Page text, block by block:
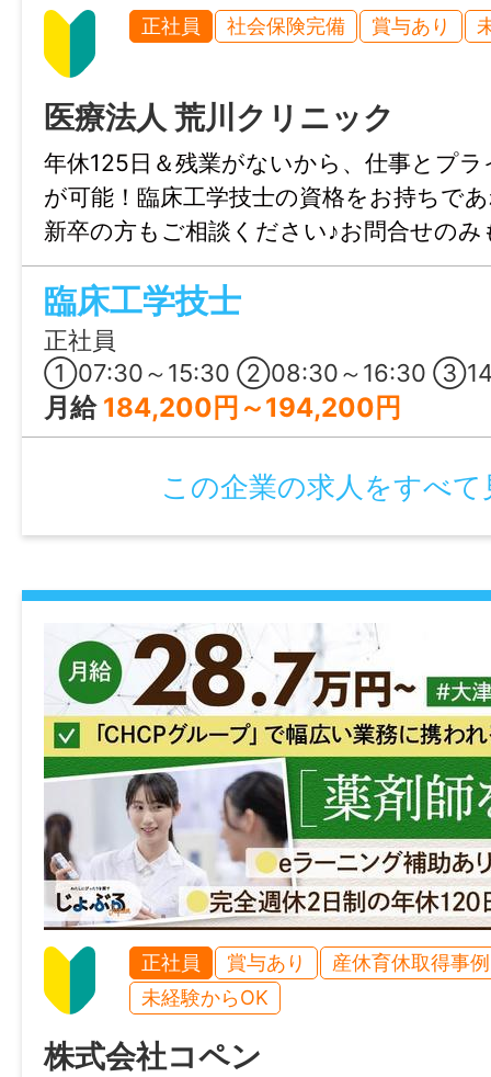
賞与の支給額や勤務時間などにより前後す
ます。
賞与
年2回（6月・12月）※業績により変動あり
年間休日
120日以上
雇用形態
正社員
〜67歳(定年制度を上限とするため)
学歴
専門学校及び短大卒以上
免許・資格
【必須】保育士 【あれば尚可】幼稚園教諭
就業時間
各園の開園～閉園時間によるシフト制（実
休憩時間
60分
正社員 社会保険完備 賞与あり
医療法人 荒川クリニック
年休125日＆残業がないから、仕事とプ
が可能！臨床工学技士の資格をお持ちで
新卒の方もご相談ください♪お問合せのみ
はじょぶる滋賀までお気軽にご連絡くだ
臨床工学技士
正社員
①07:30～15:30 ②08:30～16:30 ③14:30～22:30
月給 184,200円～194,200円
この企業の求人をすべて
正社員 賞与あり
産休育休取得事
未経験からOK
株式会社コペン